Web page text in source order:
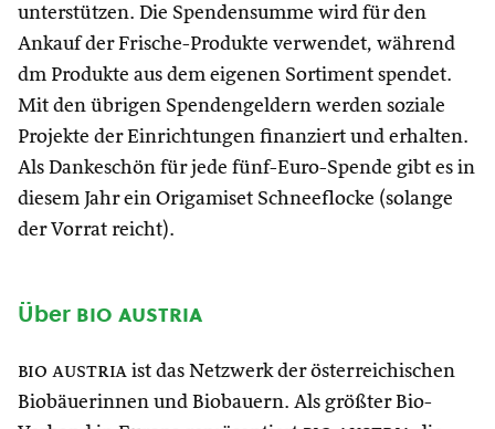
unterstützen. Die Spendensumme wird für den
Ankauf der Frische-Produkte verwendet, während
dm Produkte aus dem eigenen Sortiment spendet.
Mit den übrigen Spendengeldern werden soziale
Projekte der Einrichtungen finanziert und erhalten.
Als Dankeschön für jede fünf-Euro-Spende gibt es in
diesem Jahr ein Origamiset Schneeflocke (solange
der Vorrat reicht).
Über bio austria
bio austria ist das Netzwerk der österreichischen
Biobäuerinnen und Biobauern. Als größter Bio-